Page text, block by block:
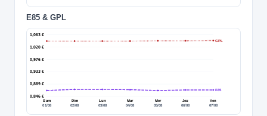
E85 & GPL
0,846 €
0,889 €
0,933 €
0,976 €
1,020 €
1,063 €
Sam
01/08
Dim
02/08
Lun
03/08
Mar
04/08
Mer
05/08
Jeu
06/08
Ven
07/08
E85
GPL